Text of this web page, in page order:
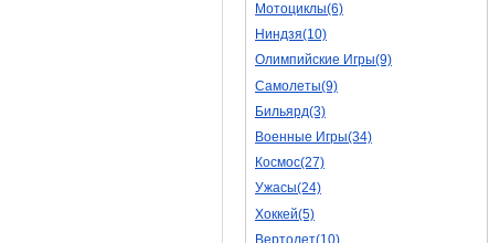
Азартные(15)
Ролевые Игры(62)
Боевик(8)
Головоломка(5)
Rpg(3)
Пошаговые Игры(15)
Пазлы(56)
Исторические(16)
Обучающие(5)
Мотоциклы(6)
Ниндзя(10)
Олимпийские Игры(9)
Самолеты(9)
Бильярд(3)
Военные Игры(34)
Космос(27)
Ужасы(24)
Хоккей(5)
Вертолет(10)